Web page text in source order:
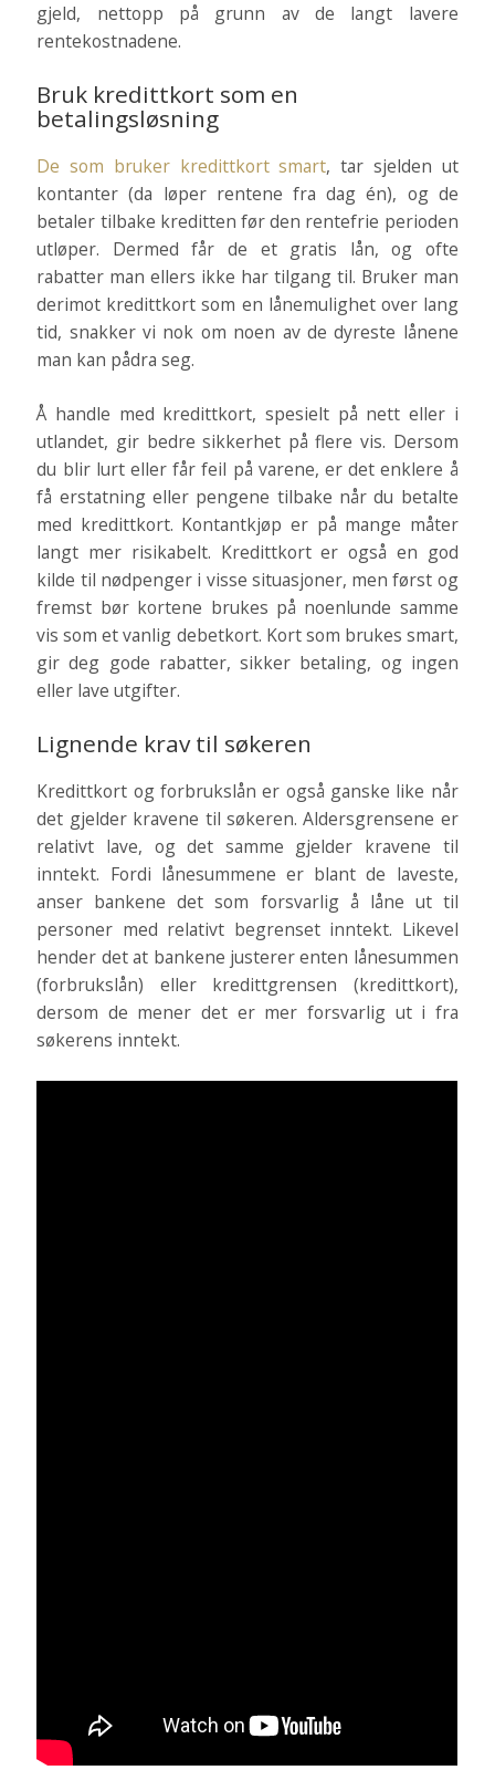
gjeld, nettopp på grunn av de langt lavere
rentekostnadene.
Bruk kredittkort som en
betalingsløsning
De som bruker kredittkort smart, tar sjelden ut
kontanter (da løper rentene fra dag én), og de
betaler tilbake kreditten før den rentefrie perioden
utløper. Dermed får de et gratis lån, og ofte
rabatter man ellers ikke har tilgang til. Bruker man
derimot kredittkort som en lånemulighet over lang
tid, snakker vi nok om noen av de dyreste lånene
man kan pådra seg.
Å handle med kredittkort, spesielt på nett eller i
utlandet, gir bedre sikkerhet på flere vis. Dersom
du blir lurt eller får feil på varene, er det enklere å
få erstatning eller pengene tilbake når du betalte
med kredittkort. Kontantkjøp er på mange måter
langt mer risikabelt. Kredittkort er også en god
kilde til nødpenger i visse situasjoner, men først og
fremst bør kortene brukes på noenlunde samme
vis som et vanlig debetkort. Kort som brukes smart,
gir deg gode rabatter, sikker betaling, og ingen
eller lave utgifter.
Lignende krav til søkeren
Kredittkort og forbrukslån er også ganske like når
det gjelder kravene til søkeren. Aldersgrensene er
relativt lave, og det samme gjelder kravene til
inntekt. Fordi lånesummene er blant de laveste,
anser bankene det som forsvarlig å låne ut til
personer med relativt begrenset inntekt. Likevel
hender det at bankene justerer enten lånesummen
(forbrukslån) eller kredittgrensen (kredittkort),
dersom de mener det er mer forsvarlig ut i fra
søkerens inntekt.